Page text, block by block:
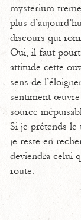
mysterium
plus
discours qui
Oui, il faut
attitude cette
sens de
sentiment
source
Si je prétends le
je reste en
deviendra celui
route.